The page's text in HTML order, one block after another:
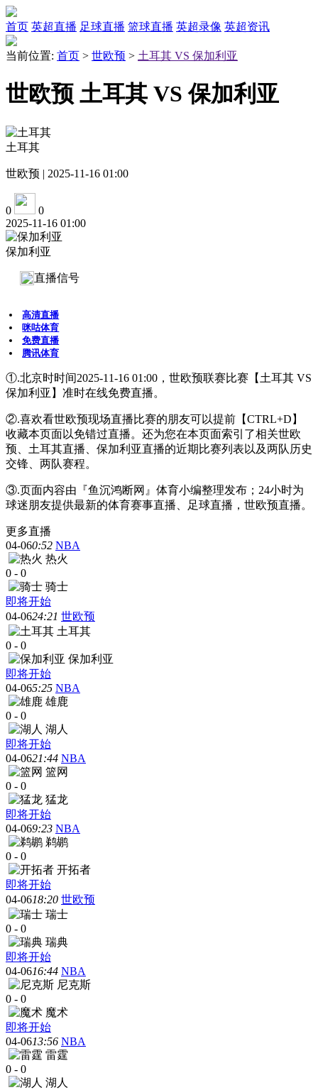
首页 英超直播 足球直播 篮球直播 英超录像 英超资讯
当前位置: 首页 > 世欧预 > 土耳其 VS 保加利亚
世欧预 土耳其 VS 保加利亚
土耳其
世欧预 | 2025-11-16 01:00
0
0
2025-11-16 01:00
保加利亚
直播信号
高清直播
咪咕体育
免费直播
腾讯体育
①.北京时时间2025-11-16 01:00，世欧预联赛比赛【土耳其 VS
保加利亚】准时在线免费直播。
②.喜欢看世欧预现场直播比赛的朋友可以提前【CTRL+D】
收藏本页面以免错过直播。还为您在本页面索引了相关世欧
预、土耳其直播、保加利亚直播的近期比赛列表以及两队历史
交锋、两队赛程。
③.页面内容由『鱼沉鸿断网』体育小编整理发布；24小时为
球迷朋友提供最新的体育赛事直播、足球直播，世欧预直播。
更多直播
04-060:52 NBA
热火
0 - 0
骑士
即将开始
04-0624:21 世欧预
土耳其
0 - 0
保加利亚
即将开始
04-065:25 NBA
雄鹿
0 - 0
湖人
即将开始
04-0621:44 NBA
篮网
0 - 0
猛龙
即将开始
04-069:23 NBA
鹈鹕
0 - 0
开拓者
即将开始
04-0618:20 世欧预
瑞士
0 - 0
瑞典
即将开始
04-0616:44 NBA
尼克斯
0 - 0
魔术
即将开始
04-0613:56 NBA
雷霆
0 - 0
湖人